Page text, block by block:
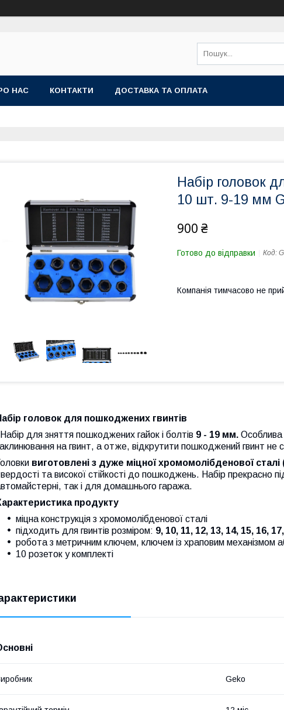
НАС КОНТАКТИ ДОСТАВКА ТА ОПЛАТА
Набір головок
10 шт. 9-19 мм
900 ₴
Готово до відправки Код:
Компанія тимчасово не
головок для пошкоджених гвинтів
Набір для зняття пошкоджених гайок і болтів 9 - 19 мм.
на гвинт, а отже, відкрутити пошкоджений гвинт не
виготовлені з дуже міцної хромомолібденової сталі
та високої стійкості до пошкоджень. Набір прекрасно
так і для домашнього гаража.
продукту
міцна конструкція з хромомолібденової сталі
підходить для гвинтів розміром: 9, 10, 11, 12, 13, 14, 15, 16,
робота з метричним ключем, ключем із храповим механізмом
10 розеток у комплекті
Geko